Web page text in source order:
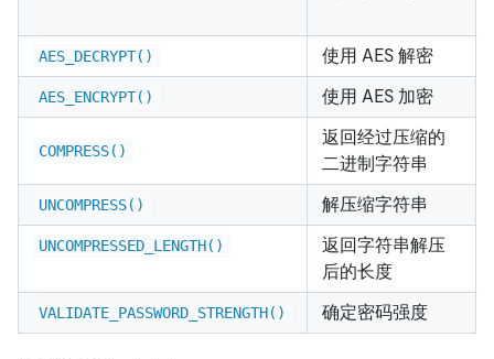
AES_DECRYPT() 使用 AES 解密
AES_ENCRYPT() 使用 AES 加密
COMPRESS()
返回经过压缩的
二进制字符串
UNCOMPRESS() 解压缩字符串
UNCOMPRESSED_LENGTH()
返回字符串解压
后的长度
VALIDATE_PASSWORD_STRENGTH() 确定密码强度